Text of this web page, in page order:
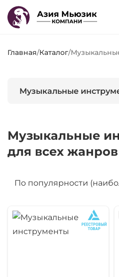
Главная/Каталог/
Музыкальные
Музыкальные
для всех жанров